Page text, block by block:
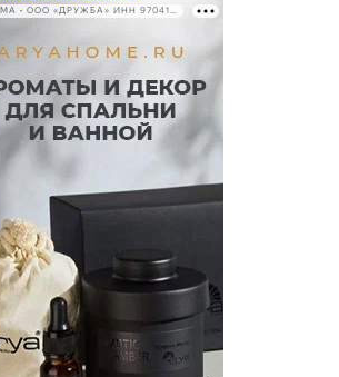
РЕКЛАМА • ООО «ДРУЖБА» ИНН 9704146411